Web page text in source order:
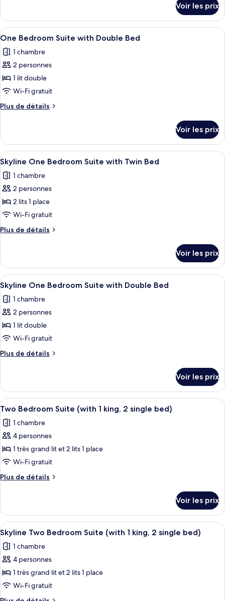
One
Bedroom
Suite
with
Twin
Bed
le
type
de
One
Bedroom
with
Twin
Voir les prix
Afficher
toutes
les
photos
pour
ce
type
de
One
Bedroom
Suite
with
Double
Bed
Literie de qualité supérieure, couette
7
One Bedroom Suite with Double Bed
1 chambre
2 personnes
1 lit double
Wi-Fi gratuit
Plus de détails
Plus
le
type
de
chambre
One
Bedroom
with
Double
Voir les prix
Afficher
toutes
les
photos
pour
ce
type
de
Skyline
One
Bedroom
Suite
with
Twin
Bed
Literie de qualité supérieure, couette
7
Skyline One Bedroom Suite with Twin Bed
1 chambre
2 personnes
2 lits 1 place
Wi-Fi gratuit
Plus de détails
Plus
le
type
de
chambre
Skyline
One
Suite
with
Bed
Voir les prix
Afficher
toutes
les
photos
pour
ce
type
de
Skyline
One
Bedroom
Suite
with
Double
Bed
Literie de qualité supérieure, couette
7
Skyline One Bedroom Suite with Double Bed
1 chambre
2 personnes
1 lit double
Wi-Fi gratuit
Plus de détails
Plus
le
type
de
Skyline
One
Suite
with
Bed
Voir les prix
Afficher
toutes
les
photos
pour
ce
type
de
Two
Bedroom
Suite
(with
king,
2
single
Literie de qualité supérieure, couette
9
Two Bedroom Suite (with 1 king, 2 single bed)
1 chambre
4 personnes
1 très grand lit et 2 lits 1 place
Wi-Fi gratuit
Plus de détails
Plus
le
type
de
chambre
Two
Bedroom
(with
Voir les prix
Afficher
toutes
les
photos
pour
ce
type
Literie de qualité supérieure, couette
9
Skyline Two Bedroom Suite (with 1 king, 2 single bed)
1 chambre
4 personnes
1 très grand lit et 2 lits 1 place
Wi-Fi gratuit